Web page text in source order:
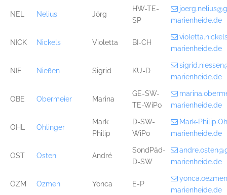
NEL Nelius Jörg
HW-TE-
SP
marienheide.de
NICK Nickels Violetta BI-CH
marienheide.de
NIE Nießen Sigrid KU-D
marienheide.de
OBE Obermeier Marina
GE-SW-
TE-WiPo
marienheide.de
OHL Ohlinger
Mark
Philip
D-SW-
WiPo
Mark-
marienheide.de
OST Osten André
SondPäd-
D-SW
marienheide.de
ÖZM Özmen Yonca E-P
marienheide.de